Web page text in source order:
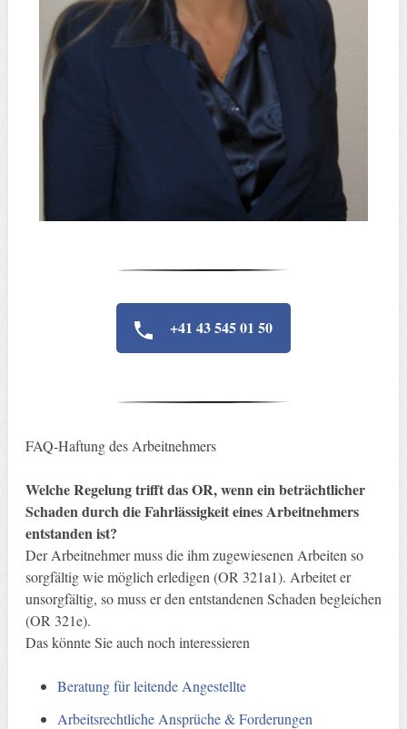
+41 43 545 01 50
FAQ-Haftung des Arbeitnehmers
Welche Regelung trifft das OR, wenn ein beträchtlicher
Schaden durch die Fahrlässigkeit eines Arbeitnehmers
entstanden ist?
Der Arbeitnehmer muss die ihm zugewiesenen Arbeiten so
sorgfältig wie möglich erledigen (OR 321a1). Arbeitet er
unsorgfältig, so muss er den entstandenen Schaden begleichen
(OR 321e).
Das könnte Sie auch noch interessieren
Beratung für leitende Angestellte
Arbeitsrechtliche Ansprüche & Forderungen